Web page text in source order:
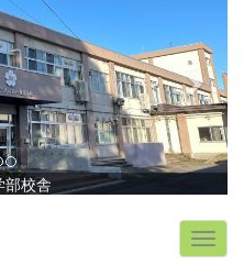
部校舎
x
t